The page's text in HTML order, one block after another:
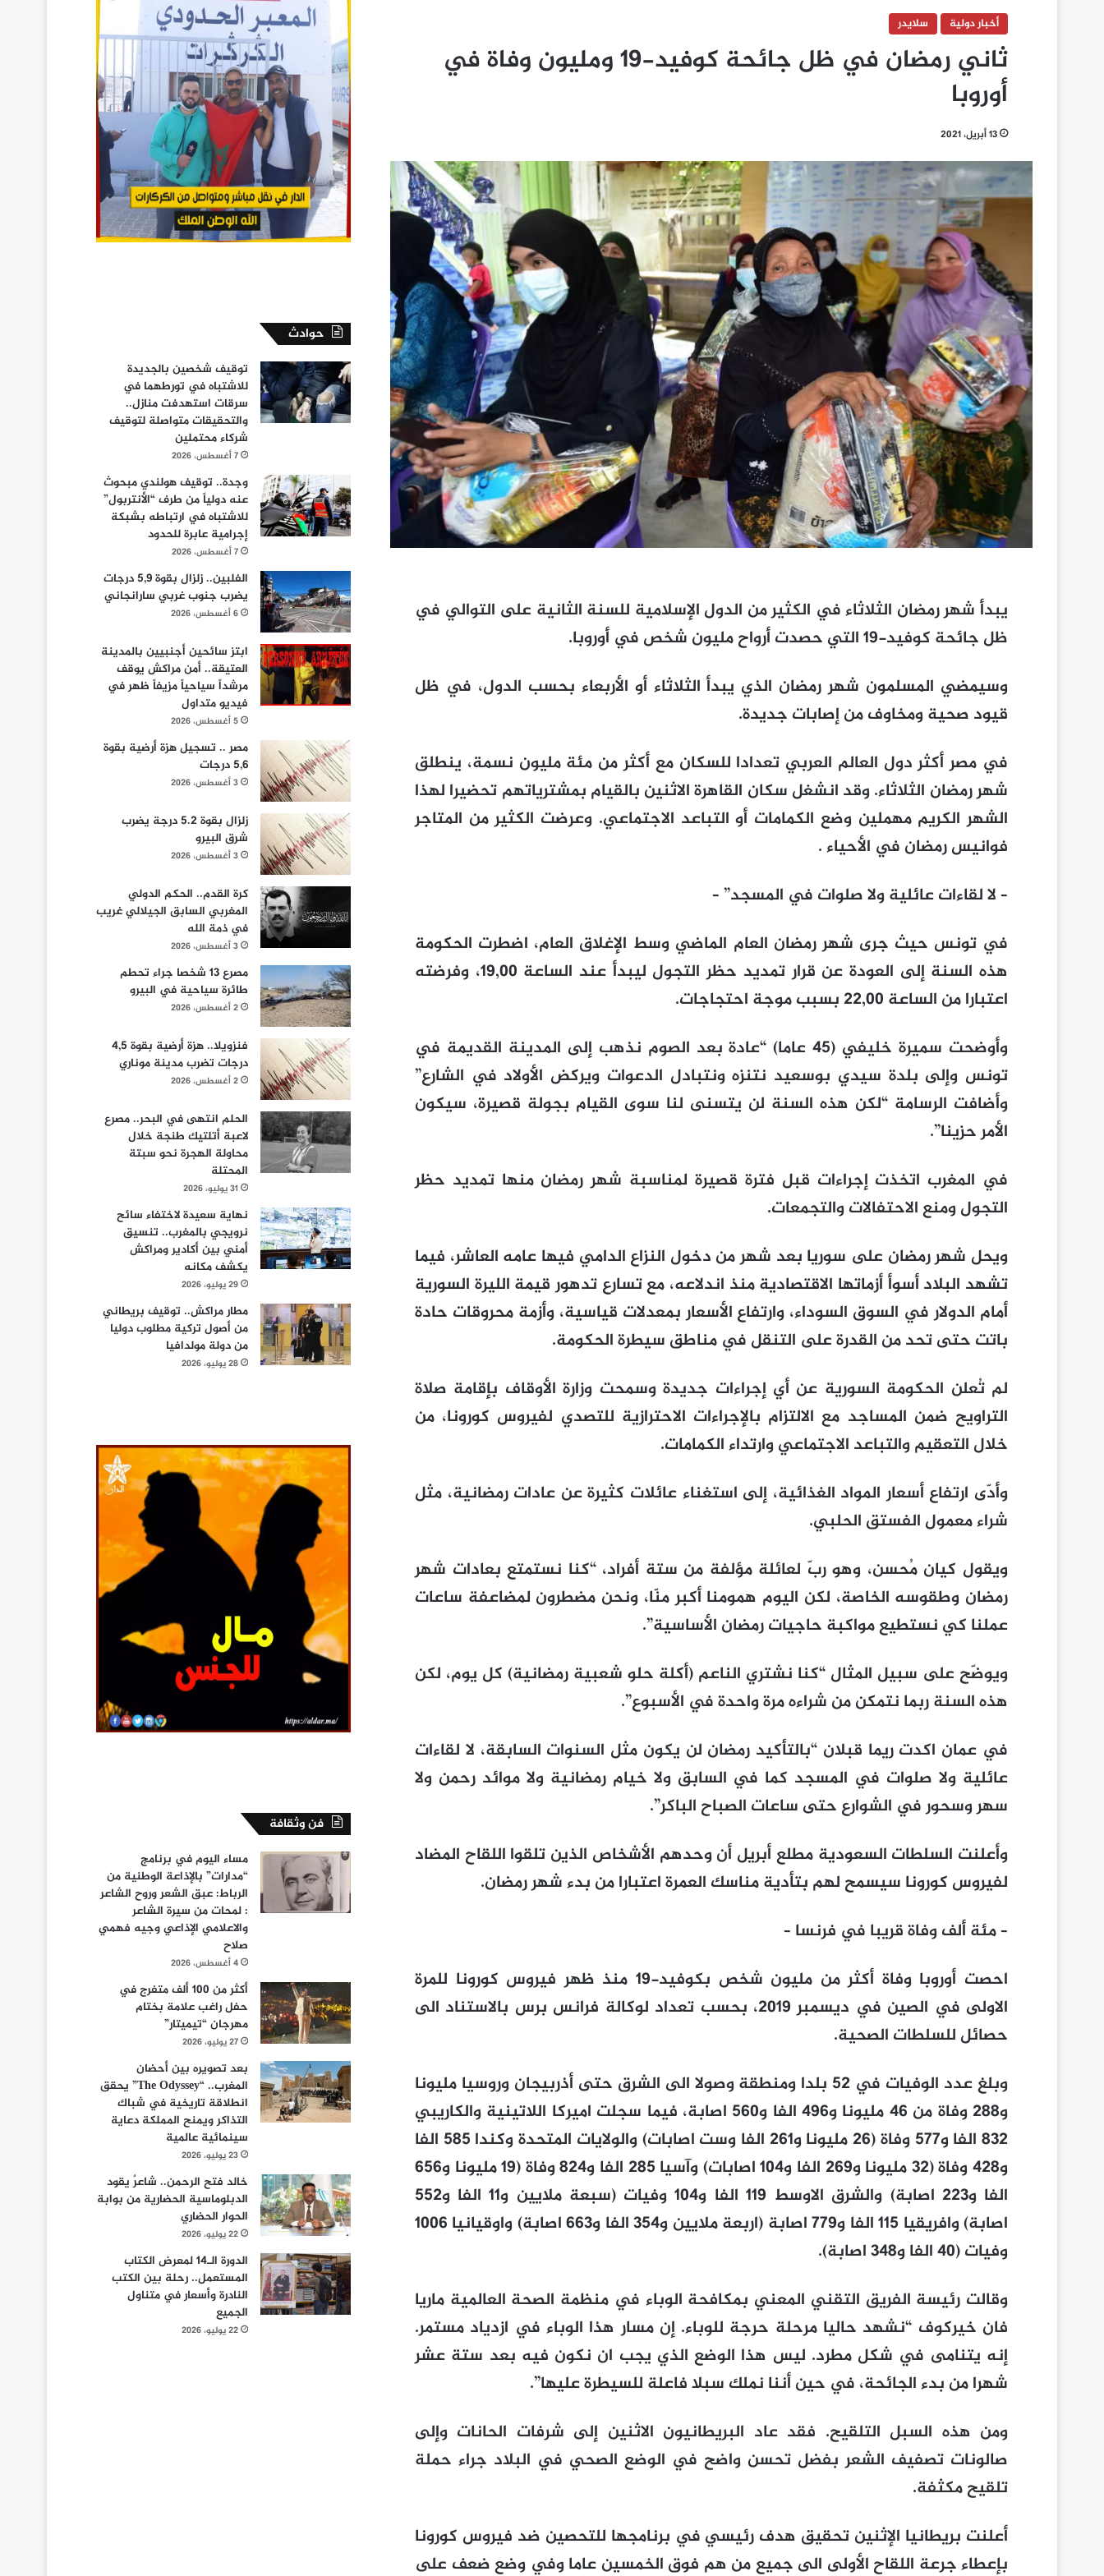
أخبار دولية
سلايدر
ثاني رمضان في ظل جائحة كوفيد-19 ومليون وفاة في
أوروبا
13 أبريل، 2021
يبدأ شهر رمضان الثلاثاء في الكثير من الدول الإسلامية للسنة الثانية على التوالي في
ظل جائحة كوفيد-19 التي حصدت أرواح مليون شخص في أوروبا.
وسيمضي المسلمون شهر رمضان الذي يبدأ الثلاثاء أو الأربعاء بحسب الدول، في ظل
قيود صحية ومخاوف من إصابات جديدة.
في مصر أكثر دول العالم العربي تعدادا للسكان مع أكثر من مئة مليون نسمة، ينطلق
شهر رمضان الثلاثاء. وقد انشغل سكان القاهرة الاثنين بالقيام بمشترياتهم تحضيرا لهذا
الشهر الكريم مهملين وضع الكمامات أو التباعد الاجتماعي. وعرضت الكثير من المتاجر
فوانيس رمضان في الأحياء .
– لا لقاءات عائلية ولا صلوات في المسجد” –
في تونس حيث جرى شهر رمضان العام الماضي وسط الإغلاق العام، اضطرت الحكومة
هذه السنة إلى العودة عن قرار تمديد حظر التجول ليبدأ عند الساعة 19,00، وفرضته
اعتبارا من الساعة 22,00 بسبب موجة احتجاجات.
وأوضحت سميرة خليفي (45 عاما) “عادة بعد الصوم نذهب إلى المدينة القديمة في
تونس وإلى بلدة سيدي بوسعيد نتنزه ونتبادل الدعوات ويركض الأولاد في الشارع”
وأضافت الرسامة “لكن هذه السنة لن يتسنى لنا سوى القيام بجولة قصيرة، سيكون
الأمر حزينا”.
في المغرب اتخذت إجراءات قبل فترة قصيرة لمناسبة شهر رمضان منها تمديد حظر
التجول ومنع الاحتفالات والتجمعات.
ويحل شهر رمضان على سوريا بعد شهر من دخول النزاع الدامي فيها عامه العاشر، فيما
تشهد البلاد أسوأ أزماتها الاقتصادية منذ اندلاعه، مع تسارع تدهور قيمة الليرة السورية
أمام الدولار في السوق السوداء، وارتفاع الأسعار بمعدلات قياسية، وأزمة محروقات حادة
باتت حتى تحد من القدرة على التنقل في مناطق سيطرة الحكومة.
لم تُعلن الحكومة السورية عن أي إجراءات جديدة وسمحت وزارة الأوقاف بإقامة صلاة
التراويح ضمن المساجد مع الالتزام بالإجراءات الاحترازية للتصدي لفيروس كورونا، من
خلال التعقيم والتباعد الاجتماعي وارتداء الكمامات.
وأدّى ارتفاع أسعار المواد الغذائية، إلى استغناء عائلات كثيرة عن عادات رمضانية، مثل
شراء معمول الفستق الحلبي.
ويقول كيان مُحسن، وهو ربّ لعائلة مؤلفة من ستة أفراد، “كنا نستمتع بعادات شهر
رمضان وطقوسه الخاصة، لكن اليوم همومنا أكبر منّا، ونحن مضطرون لمضاعفة ساعات
عملنا كي نستطيع مواكبة حاجيات رمضان الأساسية”.
ويوضّح على سبيل المثال “كنا نشتري الناعم (أكلة حلو شعبية رمضانية) كل يوم، لكن
هذه السنة ربما نتمكن من شراءه مرة واحدة في الأسبوع”.
في عمان اكدت ريما قبلان “بالتأكيد رمضان لن يكون مثل السنوات السابقة، لا لقاءات
عائلية ولا صلوات في المسجد كما في السابق ولا خيام رمضانية ولا موائد رحمن ولا
سهر وسحور في الشوارع حتى ساعات الصباح الباكر”.
وأعلنت السلطات السعودية مطلع أبريل أن وحدهم الأشخاص الذين تلقوا اللقاح المضاد
لفيروس كورونا سيسمح لهم بتأدية مناسك العمرة اعتبارا من بدء شهر رمضان.
– مئة ألف وفاة قريبا في فرنسا –
احصت أوروبا وفاة أكثر من مليون شخص بكوفيد-19 منذ ظهر فيروس كورونا للمرة
الاولى في الصين في ديسمبر 2019، بحسب تعداد لوكالة فرانس برس بالاستناد الى
حصائل للسلطات الصحية.
وبلغ عدد الوفيات في 52 بلدا ومنطقة وصولا الى الشرق حتى أذربيجان وروسيا مليونا
و288 وفاة من 46 مليونا و496 الفا و560 اصابة، فيما سجلت اميركا اللاتينية والكاريبي
832 الفا و577 وفاة (26 مليونا و261 الفا وست اصابات) والولايات المتحدة وكندا 585 الفا
و428 وفاة (32 مليونا و269 الفا و104 اصابات) وآسيا 285 الفا و824 وفاة (19 مليونا و656
الفا و223 اصابة) والشرق الاوسط 119 الفا و104 وفيات (سبعة ملايين و11 الفا و552
اصابة) وافريقيا 115 الفا و779 اصابة (اربعة ملايين و354 الفا و663 اصابة) واوقيانيا 1006
وفيات (40 الفا و348 اصابة).
وقالت رئيسة الفريق التقني المعني بمكافحة الوباء في منظمة الصحة العالمية ماريا
فان خيركوف “نشهد حاليا مرحلة حرجة للوباء. إن مسار هذا الوباء في ازدياد مستمر.
إنه يتنامى في شكل مطرد. ليس هذا الوضع الذي يجب ان نكون فيه بعد ستة عشر
شهرا من بدء الجائحة، في حين أننا نملك سبلا فاعلة للسيطرة عليها”.
ومن هذه السبل التلقيح. فقد عاد البريطانيون الاثنين إلى شرفات الحانات وإلى
صالونات تصفيف الشعر بفضل تحسن واضح في الوضع الصحي في البلاد جراء حملة
تلقيح مكثفة.
أعلنت بريطانيا الإثنين تحقيق هدف رئيسي في برنامجها للتحصين ضد فيروس كورونا
بإعطاء جرعة اللقاح الأولى الى جميع من هم فوق الخمسين عاما وفي وضع ضعف على
حوادث
توقيف شخصين بالجديدة
للاشتباه في تورطهما في
سرقات استهدفت منازل..
والتحقيقات متواصلة لتوقيف
شركاء محتملين
7 أغسطس، 2026
وجدة.. توقيف هولندي مبحوث
عنه دولياً من طرف “الأنتربول”
للاشتباه في ارتباطه بشبكة
إجرامية عابرة للحدود
7 أغسطس، 2026
الفلبين.. زلزال بقوة 5,9 درجات
يضرب جنوب غربي سارانجاني
6 أغسطس، 2026
ابتز سائحين أجنبيين بالمدينة
العتيقة.. أمن مراكش يوقف
مرشداً سياحياً مزيفاً ظهر في
فيديو متداول
5 أغسطس، 2026
مصر .. تسجيل هزة أرضية بقوة
5,6 درجات
3 أغسطس، 2026
زلزال بقوة 5.2 درجة يضرب
شرق البيرو
3 أغسطس، 2026
كرة القدم.. الحكم الدولي
المغربي السابق الجيلالي غريب
في ذمة الله
3 أغسطس، 2026
مصرع 13 شخصا جراء تحطم
طائرة سياحية في البيرو
2 أغسطس، 2026
فنزويلا.. هزة أرضية بقوة 4,5
درجات تضرب مدينة موناري
2 أغسطس، 2026
الحلم انتهى في البحر.. مصرع
لاعبة أتلتيك طنجة خلال
محاولة الهجرة نحو سبتة
المحتلة
31 يوليو، 2026
نهاية سعيدة لاختفاء سائح
نرويجي بالمغرب.. تنسيق
أمني بين أكادير ومراكش
يكشف مكانه
29 يوليو، 2026
مطار مراكش.. توقيف بريطاني
من أصول تركية مطلوب دوليا
من دولة مولدافيا
28 يوليو، 2026
فن وثقافة
مساء اليوم في برنامج
“مدارات” بالإذاعة الوطنية من
الرباط: عبق الشعر وروح الشاعر
: لمحات من سيرة الشاعر
والاعلامي الإذاعي وجيه فهمي
صلاح
4 أغسطس، 2026
أكثر من 100 ألف متفرج في
حفل راغب علامة بختام
مهرجان “تيميتار”
27 يوليو، 2026
بعد تصويره بين أحضان
المغرب.. “The Odyssey” يحقق
انطلاقة تاريخية في شباك
التذاكر ويمنح المملكة دعاية
سينمائية عالمية
23 يوليو، 2026
خالد فتح الرحمن.. شاعرٌ يقود
الدبلوماسية الحضارية من بوابة
الحوار الحضاري
22 يوليو، 2026
الدورة الـ14 لمعرض الكتاب
المستعمل.. رحلة بين الكتب
النادرة وأسعار في متناول
الجميع
22 يوليو، 2026